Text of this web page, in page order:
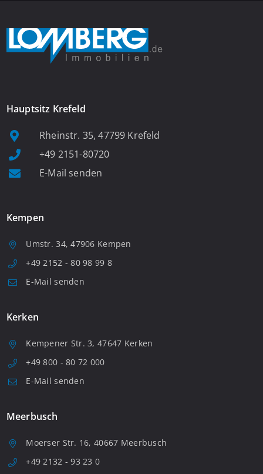
Hauptsitz Krefeld
Rheinstr. 35, 47799 Krefeld
+49 2151-80720
E-Mail senden
Kempen
Umstr. 34, 47906 Kempen
+49 2152 - 80 98 99 8
E-Mail senden
Kerken
Kempener Str. 3, 47647 Kerken
+49 800 - 80 72 000
E-Mail senden
Meerbusch
Moerser Str. 16, 40667 Meerbusch
+49 2132 - 93 23 0